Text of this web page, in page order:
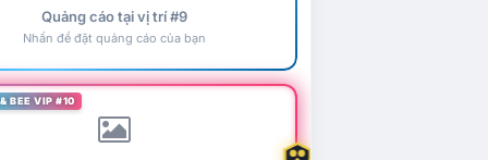
Quảng cáo tại vị trí #9
Nhấn để đặt quảng cáo của bạn
BEE VIP #10